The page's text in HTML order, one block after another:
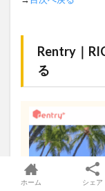
Rentry｜
る
ホーム シェア